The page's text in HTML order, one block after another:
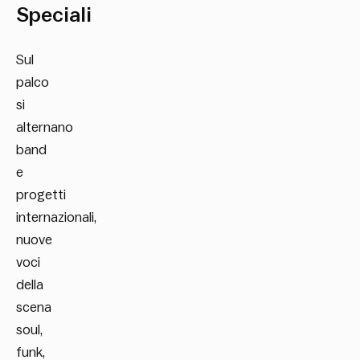
Speciali
Sul
palco
si
alternano
band
e
progetti
internazionali,
nuove
voci
della
scena
soul,
funk,